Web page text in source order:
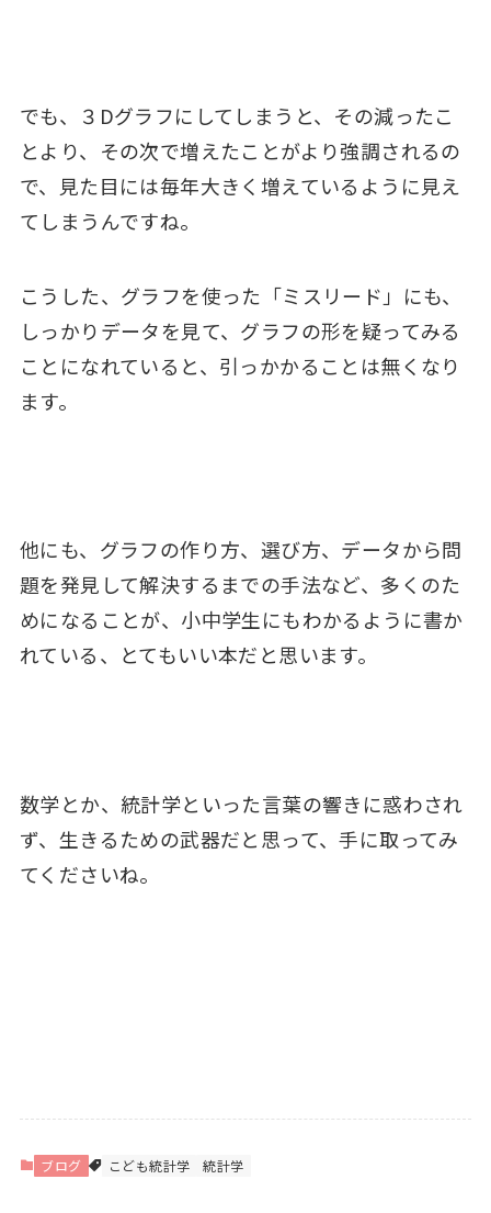
でも、３Dグラフにしてしまうと、その減ったこ
とより、その次で増えたことがより強調されるの
で、見た目には毎年大きく増えているように見え
てしまうんですね。
こうした、グラフを使った「ミスリード」にも、
しっかりデータを見て、グラフの形を疑ってみる
ことになれていると、引っかかることは無くなり
ます。
他にも、グラフの作り方、選び方、データから問
題を発見して解決するまでの手法など、多くのた
めになることが、小中学生にもわかるように書か
れている、とてもいい本だと思います。
数学とか、統計学といった言葉の響きに惑わされ
ず、生きるための武器だと思って、手に取ってみ
てくださいね。
ブログ こども統計学 統計学